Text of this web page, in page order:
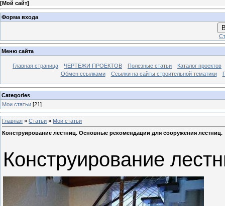
[Мой сайт]
Форма входа
Меню сайта
Главная страница ЧЕРТЕЖИ ПРОЕКТОВ Полезные статьи
Каталог проектов
Обмен ссылками
Ссылки на сайты строительной тематики
Categories
Мои статьи [21]
Главная » Статьи » Мои статьи
Конструирование лестниц. Основные рекомендации для сооружения лестниц.
Конструирование